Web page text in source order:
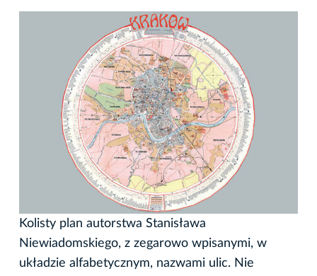
Kolisty plan autorstwa Stanisława
Niewiadomskiego, z zegarowo wpisanymi, w
układzie alfabetycznym, nazwami ulic. Nie